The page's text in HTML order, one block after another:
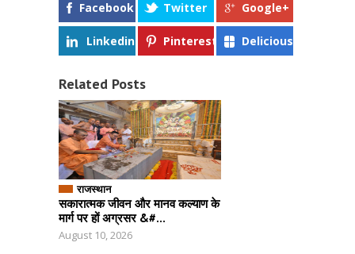
Facebook Twitter Google+
Linkedin Pinterest Delicious
Related Posts
राजस्थान
सकारात्मक जीवन और मानव कल्याण के
मार्ग पर हों अग्रसर &#...
August 10, 2026